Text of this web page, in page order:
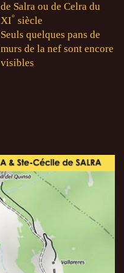
de Salra ou de Celra du
XI° siècle
Seuls quelques pans de
murs de la nef sont encore
visibles